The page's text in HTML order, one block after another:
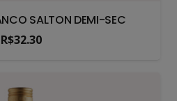
SALTON DEMI-SEC
R$32.30